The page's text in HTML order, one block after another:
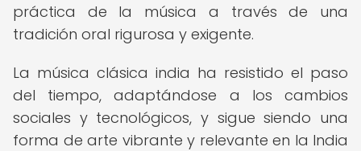
práctica de la música a través de una
tradición oral rigurosa y exigente.
La música clásica india ha resistido el paso
del tiempo, adaptándose a los cambios
sociales y tecnológicos, y sigue siendo una
forma de arte vibrante y relevante en la India